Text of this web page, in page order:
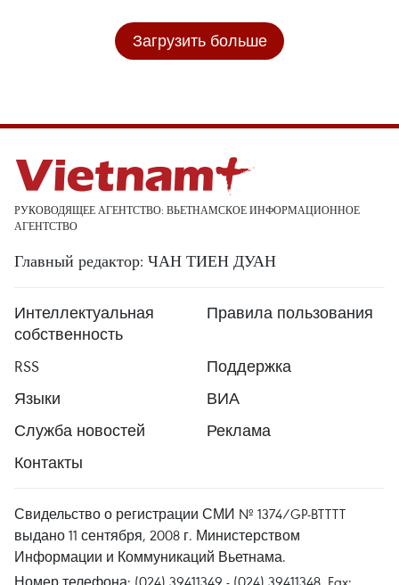
Загрузить больше
РУКОВОДЯЩЕЕ АГЕНТСТВО: ВЬЕТНАМСКОЕ ИНФОРМАЦИОННОЕ
АГЕНТСТВО
Главный редактор: ЧАН ТИЕН ДУАН
Интеллектуальная
собственность
Правила пользования
RSS
Поддержка
Языки
ВИА
Служба новостей
Реклама
Контакты
Свидельство о регистрации СМИ № 1374/GP-BTTTT
выдано 11 сентября, 2008 г. Министерством
Информации и Коммуникаций Вьетнама.